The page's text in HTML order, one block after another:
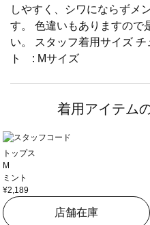
しやすく、シワにならずメ
す。 色違いもありますので
い。 スタッフ着用サイズ
ト : Mサイズ
着用アイテム
トップス
M
ミント
¥2,189
店舗在庫